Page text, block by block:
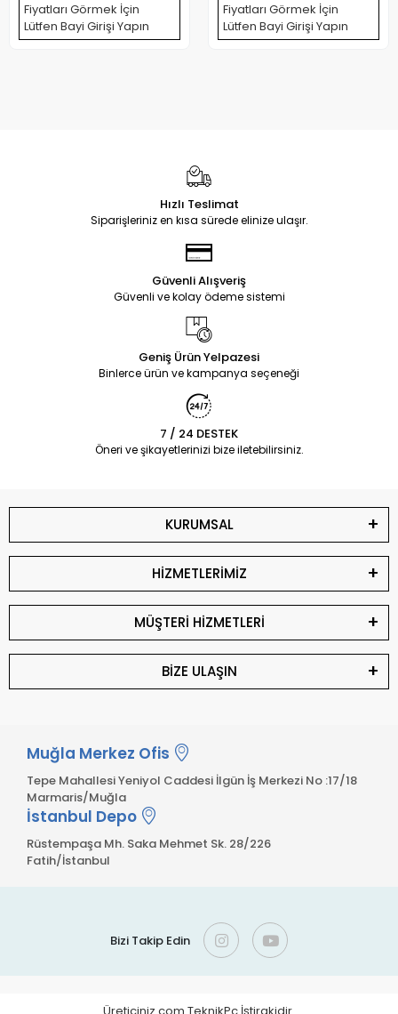
Fiyatları Görmek İçin
Lütfen Bayi Girişi Yapın
Fiyatları Görmek İçin
Lütfen Bayi Girişi Yapın
Hızlı Teslimat
Siparişleriniz en kısa sürede elinize ulaşır.
Güvenli Alışveriş
Güvenli ve kolay ödeme sistemi
Geniş Ürün Yelpazesi
Binlerce ürün ve kampanya seçeneği
7 / 24 DESTEK
Öneri ve şikayetlerinizi bize iletebilirsiniz.
KURUMSAL
HİZMETLERİMİZ
MÜŞTERİ HİZMETLERİ
BİZE ULAŞIN
Muğla Merkez Ofis
Tepe Mahallesi Yeniyol Caddesi İlgün İş Merkezi No :17/18
Marmaris/Muğla
İstanbul Depo
Rüstempaşa Mh. Saka Mehmet Sk. 28/226
Fatih/İstanbul
Bizi Takip Edin